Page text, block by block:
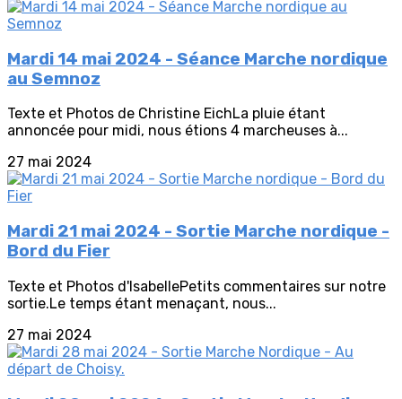
Mardi 14 mai 2024 - Séance Marche nordique
au Semnoz
Texte et Photos de Christine EichLa pluie étant
annoncée pour midi, nous étions 4 marcheuses à...
27 mai 2024
Mardi 21 mai 2024 - Sortie Marche nordique -
Bord du Fier
Texte et Photos d'IsabellePetits commentaires sur notre
sortie.Le temps étant menaçant, nous...
27 mai 2024